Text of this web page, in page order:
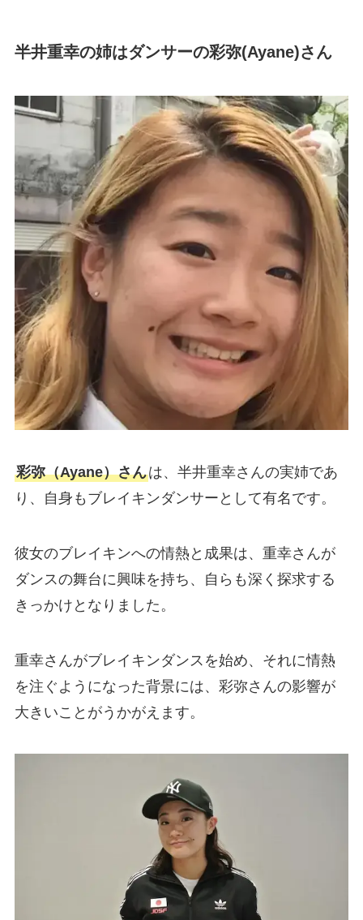
半井重幸の姉はダンサーの彩弥(Ayane)さん
彩弥（Ayane）さんは、半井重幸さんの実姉であ
り、自身もブレイキンダンサーとして有名です。
彼女のブレイキンへの情熱と成果は、重幸さんが
ダンスの舞台に興味を持ち、自らも深く探求する
きっかけとなりました。
重幸さんがブレイキンダンスを始め、それに情熱
を注ぐようになった背景には、彩弥さんの影響が
大きいことがうかがえます。